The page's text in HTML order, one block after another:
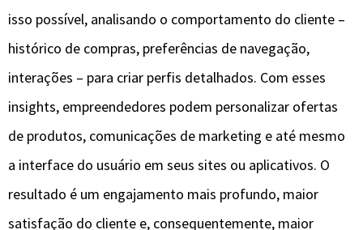
isso possível, analisando o comportamento do cliente –
histórico de compras, preferências de navegação,
interações – para criar perfis detalhados. Com esses
insights, empreendedores podem personalizar ofertas
de produtos, comunicações de marketing e até mesmo
a interface do usuário em seus sites ou aplicativos. O
resultado é um engajamento mais profundo, maior
satisfação do cliente e, consequentemente, maior